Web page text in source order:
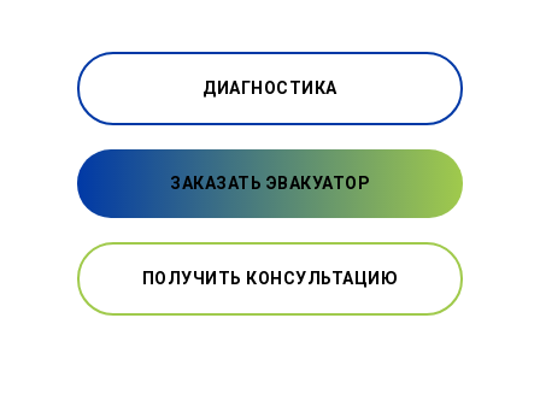
ДИАГНОСТИКА
ЗАКАЗАТЬ ЭВАКУАТОР
ПОЛУЧИТЬ КОНСУЛЬТАЦИЮ